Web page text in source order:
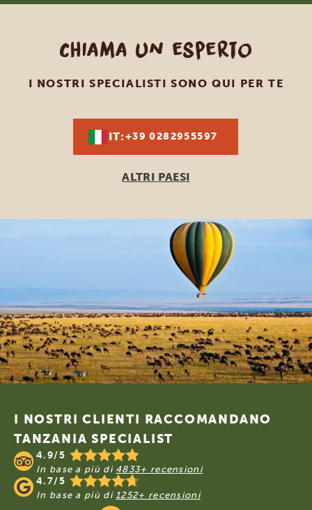
Chiama un esperto
I NOSTRI SPECIALISTI SONO QUI PER TE
IT:+39 0282955597
ALTRI PAESI
Footer
I NOSTRI CLIENTI RACCOMANDANO
TANZANIA SPECIALIST
4.9/5
In base a più di 4833+ recensioni
4.7/5
In base a più di 1252+ recensioni